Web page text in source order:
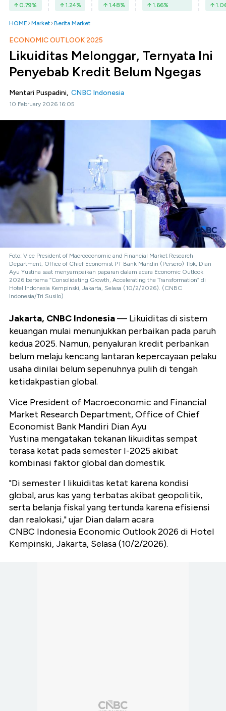
0.79% 1.24% 1.48% 1.66%
HOME Market Berita Market
ECONOMIC OUTLOOK 2025
Likuiditas Melonggar, Ternyata Ini
Penyebab Kredit Belum Ngegas
Mentari Puspadini, CNBC Indonesia
10 February 2026 16:05
Foto: Vice President of Macroeconomic and Financial Market Research
Department, Office of Chief Economist PT Bank Mandiri (Persero) Tbk, Dian
Ayu Yustina saat menyampaikan paparan dalam acara Economic Outlook
2026 bertema “Consolidating Growth, Accelerating the Transformation” di
Hotel Indonesia Kempinski, Jakarta, Selasa (10/2/2026). (CNBC
Indonesia/Tri Susilo)
Jakarta, CNBC Indonesia— Likuiditas di sistem
keuangan mulai menunjukkan perbaikan pada paruh
kedua 2025. Namun, penyaluran kredit perbankan
belum melaju kencang lantaran kepercayaan pelaku
usaha dinilai belum sepenuhnya pulih di tengah
ketidakpastian global.
Vice President of Macroeconomic and Financial
Market Research Department, Office of Chief
Economist Bank Mandiri Dian Ayu
Yustina mengatakan tekanan likuiditas sempat
terasa ketat pada semester I-2025 akibat
kombinasi faktor global dan domestik.
"Di semester I likuiditas ketat karena kondisi
global, arus kas yang terbatas akibat geopolitik,
serta belanja fiskal yang tertunda karena efisiensi
dan realokasi," ujar Dian dalam acara
CNBC Indonesia Economic Outlook 2026 di Hotel
Kempinski, Jakarta, Selasa (10/2/2026).